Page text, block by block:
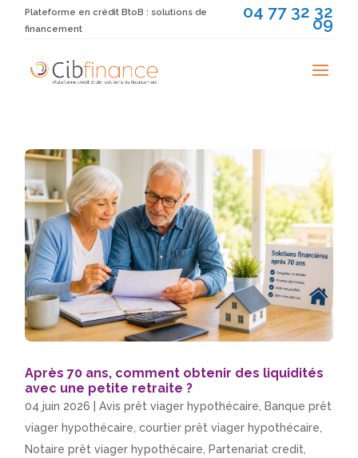
Plateforme en crédit BtoB : solutions de
financement
04 77 32 32
09
Après 70 ans, comment obtenir des liquidités
avec une petite retraite ?
04 juin 2026 |Avis prêt viager hypothécaire
Banque prêt
viager hypothécaire ,courtier prêt viager hypothécaire
Notaire prêt viager hypothécaire
Partenariat credit